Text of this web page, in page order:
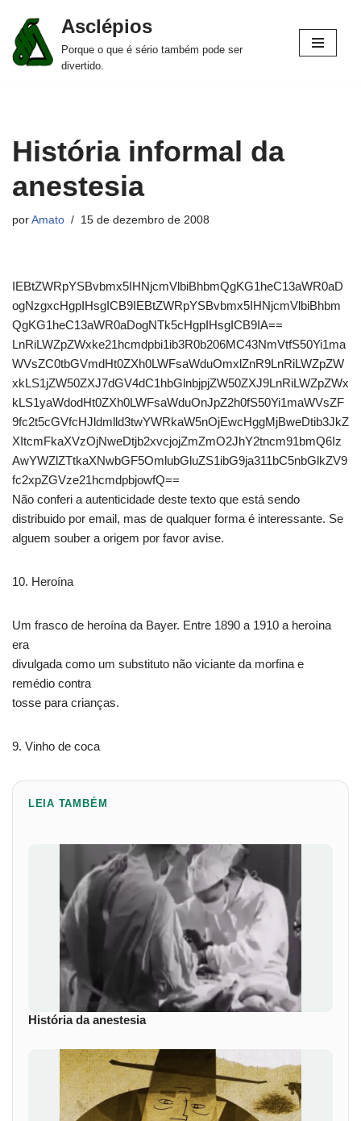
Pular
para
Asclépios
Porque o que é sério também pode ser
divertido.
História informal da
anestesia
por Amato 15 de dezembro de 2008
IEBtZWRpYSBvbmx5IHNjcmVlbiBhbmQgKG1heC13aWR0aD
ogNzgxcHgpIHsgICB9IEBtZWRpYSBvbmx5IHNjcmVlbiBhbm
QgKG1heC13aWR0aDogNTk5cHgpIHsgICB9IA==
LnRiLWZpZWxke21hcmdpbi1ib3R0b206MC43NmVtfS50Yi1ma
WVsZC0tbGVmdHt0ZXh0LWFsaWduOmxlZnR9LnRiLWZpZW
xkLS1jZW50ZXJ7dGV4dC1hbGlnbjpjZW50ZXJ9LnRiLWZpZWx
kLS1yaWdodHt0ZXh0LWFsaWduOnJpZ2h0fS50Yi1maWVsZF
9fc2t5cGVfcHJldmlld3twYWRkaW5nOjEwcHggMjBweDtib3JkZ
XItcmFkaXVzOjNweDtjb2xvcjojZmZmO2JhY2tncm91bmQ6Iz
AwYWZlZTtkaXNwbGF5OmlubGluZS1ibG9ja311bC5nbGlkZV9
fc2xpZGVze21hcmdpbjowfQ==
Não conferi a autenticidade deste texto que está sendo
distribuido por email, mas de qualquer forma é interessante. Se
alguem souber a origem por favor avise.
10. Heroína
Um frasco de heroína da Bayer. Entre 1890 a 1910 a heroína
era
divulgada como um substituto não viciante da morfina e
remédio contra
tosse para crianças.
9. Vinho de coca
LEIA TAMBÉM
História da anestesia